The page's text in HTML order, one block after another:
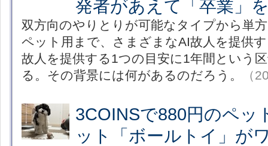
発者があえて「卒業」
双方向のやりとりが可能なタイプから単
ペット用まで、さまざまなAI故人を提供
故人を提供する1つの目安に1年間という
る。その背景には何があるのだろう。
（
3COINSで880円のペッ
ット「ボールトイ」が